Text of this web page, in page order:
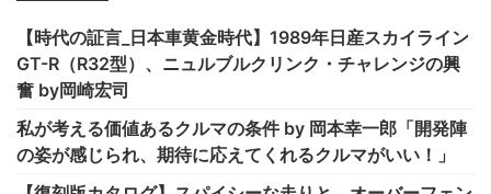
【時代の証言_日本車黄金時代】1989年日産スカイライン
GT-R（R32型）、ニュルブルクリンク・チャレンジの興
奮 by岡崎宏司
私が考える価値あるクルマの条件 by 岡本幸一郎「開発陣
の姿が感じられ、期待に応えてくれるクルマがいい！」